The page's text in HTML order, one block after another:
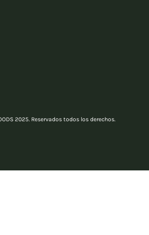
2025. Reservados todos los derechos.